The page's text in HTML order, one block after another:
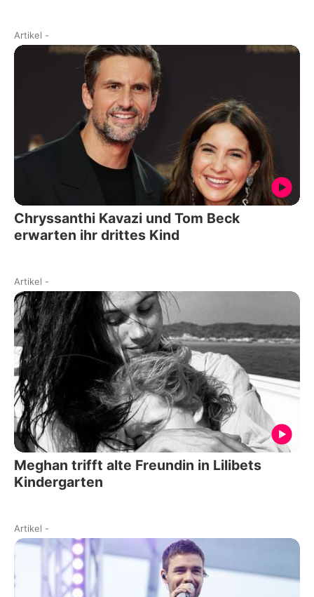
Artikel -
Chryssanthi Kavazi und Tom Beck
erwarten ihr drittes Kind
Artikel -
Meghan trifft alte Freundin in Lilibets
Kindergarten
Artikel -